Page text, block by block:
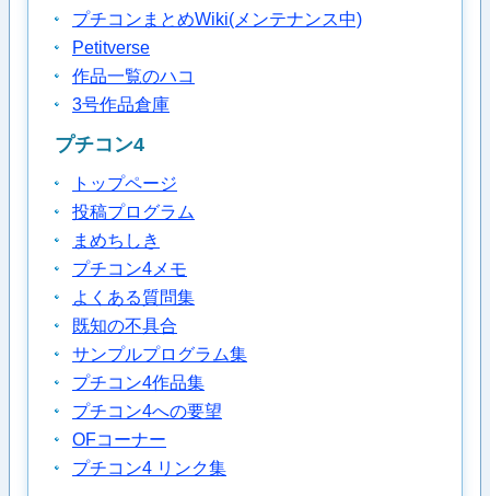
プチコンまとめWiki(メンテナンス中)
Petitverse
作品一覧のハコ
3号作品倉庫
プチコン4
トップページ
投稿プログラム
まめちしき
プチコン4メモ
よくある質問集
既知の不具合
サンプルプログラム集
プチコン4作品集
プチコン4への要望
OFコーナー
プチコン4 リンク集